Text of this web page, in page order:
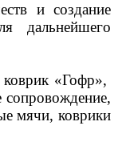
и создание
дальнейшего
коврик «Гофр»,
сопровождение,
мячи, коврики